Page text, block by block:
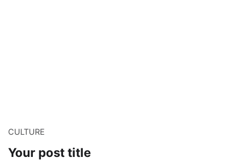
CULTURE
Your post title